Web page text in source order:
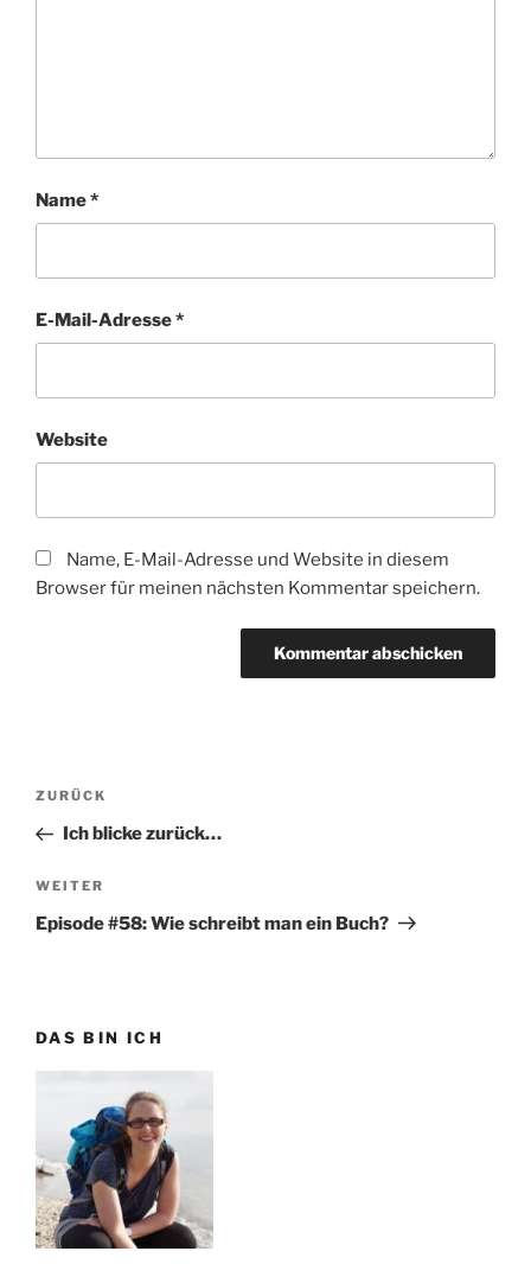
Name*
E-Mail-Adresse*
Website
Name, E-Mail-Adresse und Website in diesem
Browser für meinen nächsten Kommentar speichern.
Beitragsnavigation
Vorheriger
Beitrag
ZURÜCK
Ich blicke zurück…
Nächster
Beitrag
WEITER
Episode #58: Wie schreibt man ein Buch?
DAS BIN ICH